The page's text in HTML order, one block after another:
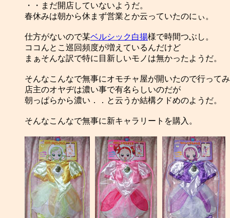
・・まだ開店していないようだ。
春休みは朝から休まず営業とか云っていたのにぃ。
仕方がないので某ベルシック白揚様で時間つぶし。
ココんとこ巡回頻度が増えているんだけど
まぁそんな訳で特に目新しいモノは無かったようだ。
そんなこんなで無事にオモチャ屋が開いたので行って
店主のオヤヂは濃い事で有名らしいのだが
朝っぱらから濃い．．と云うか結構クドめのようだ。
そんなこんなで無事に新キャラリートを購入。